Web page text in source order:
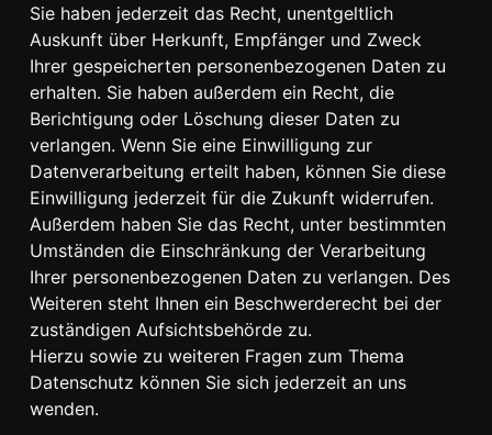
Sie haben jederzeit das Recht, unentgeltlich
Auskunft über Herkunft, Empfänger und Zweck
Ihrer gespeicherten personenbezogenen Daten zu
erhalten. Sie haben außerdem ein Recht, die
Berichtigung oder Löschung dieser Daten zu
verlangen. Wenn Sie eine Einwilligung zur
Datenverarbeitung erteilt haben, können Sie diese
Einwilligung jederzeit für die Zukunft widerrufen.
Außerdem haben Sie das Recht, unter bestimmten
Umständen die Einschränkung der Verarbeitung
Ihrer personenbezogenen Daten zu verlangen. Des
Weiteren steht Ihnen ein Beschwerderecht bei der
zuständigen Aufsichtsbehörde zu.
Hierzu sowie zu weiteren Fragen zum Thema
Datenschutz können Sie sich jederzeit an uns
wenden.